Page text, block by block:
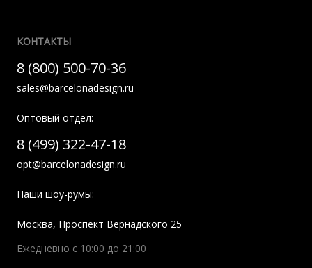
КОНТАКТЫ
8 (800) 500-70-36
sales@barcelonadesign.ru
Оптовый отдел:
8 (499) 322-47-18
opt@barcelonadesign.ru
Наши шоу-румы:
Москва, Проспект Вернадского 25
Ежедневно с 10:00 до 21:00